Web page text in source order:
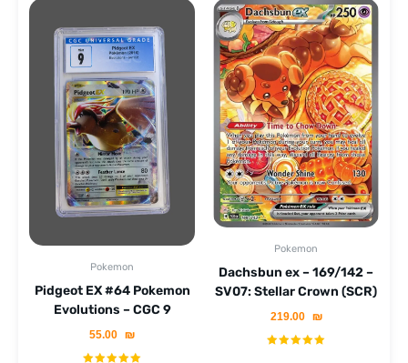
Pokemon
Pidgeot EX #64 Pokemon
Evolutions – CGC 9
55.00 ₪
Pokemon
Dachsbun ex – 169/142 –
SV07: Stellar Crown (SCR)
219.00 ₪